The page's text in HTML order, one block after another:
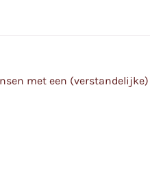
met een (verstandelijke)